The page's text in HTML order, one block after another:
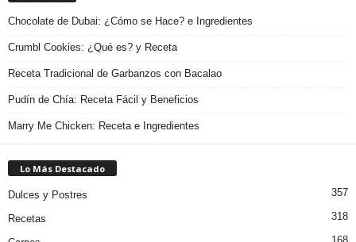
Chocolate de Dubai: ¿Cómo se Hace? e Ingredientes
Crumbl Cookies: ¿Qué es? y Receta
Receta Tradicional de Garbanzos con Bacalao
Pudín de Chía: Receta Fácil y Beneficios
Marry Me Chicken: Receta e Ingredientes
Lo Más Destacado
Dulces y Postres 357
Recetas 318